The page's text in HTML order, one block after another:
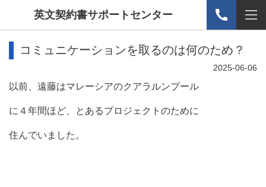
英文契約書サポートセンター
コミュニケーションを取るのは何のため？
2025-06-06
以前、遠藤はマレーシアのクアラルンプール
に４年間ほど、とあるプロジェクトのために
住んでいました。